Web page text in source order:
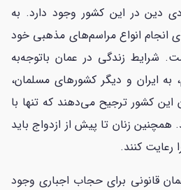
دین در این کشور وجود دارد. به
انجام انواع مراسم‌های مذهبی خود
شرایط زندگی در عمان با‌توجه‌به
به ایران و دیگر کشورهای مسلمان،
کشور ترجیح می‌دهند که تنها با
زنان تا پیش از ازدواج باید
رعایت کنند.
قانونی برای حجاب اجباری وجود